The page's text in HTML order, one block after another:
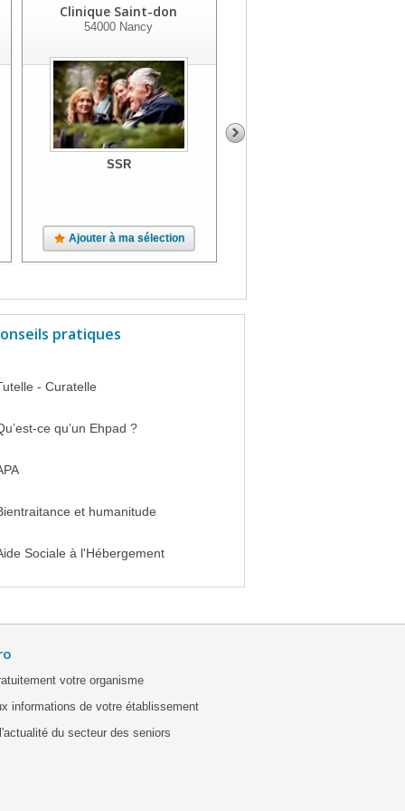
Clinique Saint-don
54000 Nancy
SSR
Ajouter à ma sélection
pratiques
- Curatelle
ce qu’un Ehpad ?
et humanitude
Sociale à l'Hébergement
votre organisme
informations de votre établissement
du secteur des seniors